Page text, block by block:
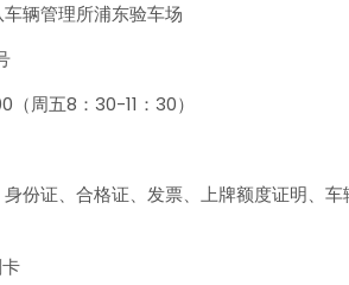
辆管理所浦东验车场
周五8：30-11：30）
份证、合格证、发票、上牌额度证明、